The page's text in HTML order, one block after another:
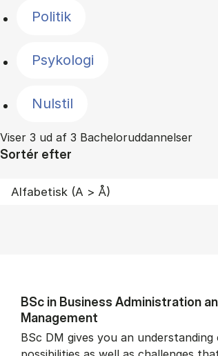
Politik
Psykologi
Nulstil
Viser 3 ud af 3 Bacheloruddannelser
Sortér efter
BSc in Busi­ness Ad­min­is­tra­tion
Man­age­ment
BSc DM gives you an